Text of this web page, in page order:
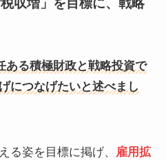
収増」を目標に、戦略
ある積極財政と戦略投資で
につなげたいと述べまし
る姿を目標に掲げ、
雇用拡